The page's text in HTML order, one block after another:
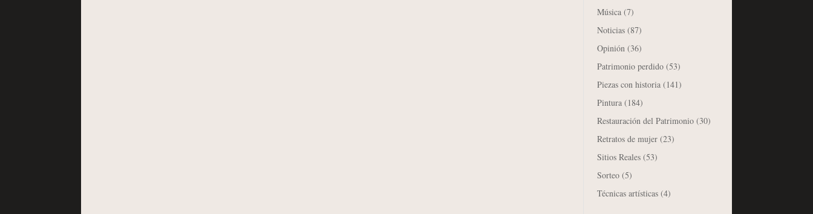
Música (7)
Noticias (87)
Opinión (36)
Patrimonio perdido (53)
Piezas con historia (141)
Pintura (184)
Restauración del Patrimonio (30)
Retratos de mujer (23)
Sitios Reales (53)
Sorteo (5)
Técnicas artísticas (4)